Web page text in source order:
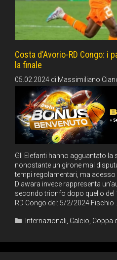
Costa d’Avorio-RD Congo: i
la finale
05.02.2024 di Massimiliano
Gli Elefanti hanno agguantato la
nonostante un girone mal
tempi regolamentari, ma
Diawara invece rappresenta
secondo trionfo dopo quello del
RD Congo del: 5/2/2024 Fischio
Categorie
Internazionali, Calcio, Coppa